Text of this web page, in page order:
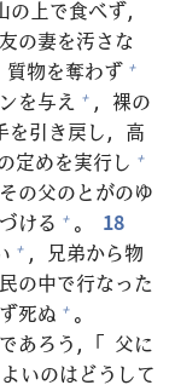
の 上で食べず，
友の妻を汚さな
質物を奪わず +
を与え + ， 裸の
を引き戻し， 高
定めを実行し +
の父のとがのゆ
ける + 。
18
+ ， 兄弟から物
民の中で行なった
ず死ぬ + 。
あろう，「 父に
いのはどうして